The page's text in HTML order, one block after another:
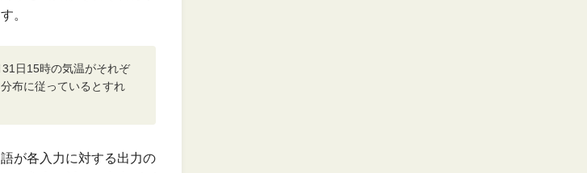
。
日15時の気温がそれぞ
布に従っているとすれ
が各入力に対する出力の